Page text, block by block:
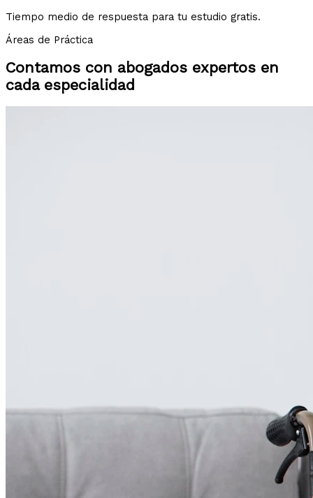
Tiempo medio de respuesta para tu estudio gratis.
Áreas de Práctica
Contamos con abogados expertos en
cada especialidad